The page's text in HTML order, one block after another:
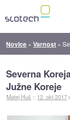
Novice »Varnost »
Severna
Južne Koreje
Matej Huš :: 12. okt 2017